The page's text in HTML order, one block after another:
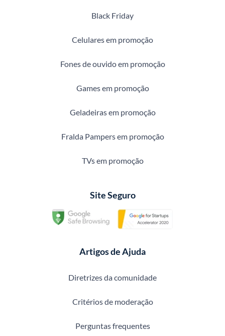
Black Friday
Celulares em promoção
Fones de ouvido em promoção
Games em promoção
Geladeiras em promoção
Fralda Pampers em promoção
TVs em promoção
Site Seguro
Artigos de Ajuda
Diretrizes da comunidade
Critérios de moderação
Perguntas frequentes